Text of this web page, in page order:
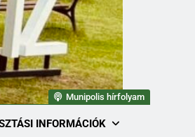
Munipolis hírfolyam
INFORMÁCIÓK